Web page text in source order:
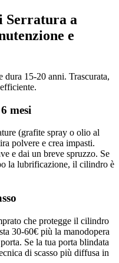
Serratura a
e
dura 15-20 anni. Trascurata,
mesi
(grafite spray o olio al
polvere e crea impasti.
e dai un breve spruzzo. Se
la lubrificazione, il cilindro è
che protegge il cilindro
30-60€ più la manodopera
Se la tua porta blindata
di scasso più diffusa in